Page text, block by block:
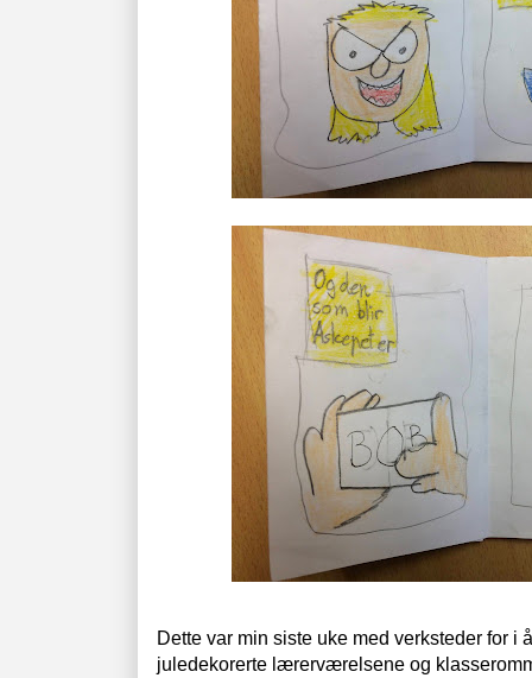
Dette var min siste uke med verksteder for i
juledekorerte lærerværelsene og